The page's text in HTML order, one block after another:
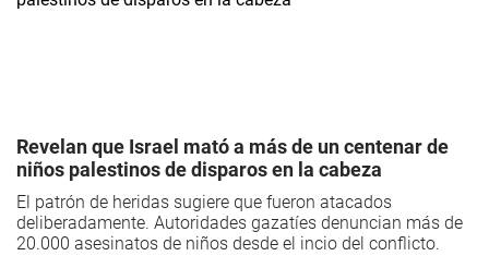
Revelan que Israel mató a más de un centenar de
niños palestinos de disparos en la cabeza
El patrón de heridas sugiere que fueron atacados
deliberadamente. Autoridades gazatíes denuncian más de
20.000 asesinatos de niños desde el incio del conflicto.